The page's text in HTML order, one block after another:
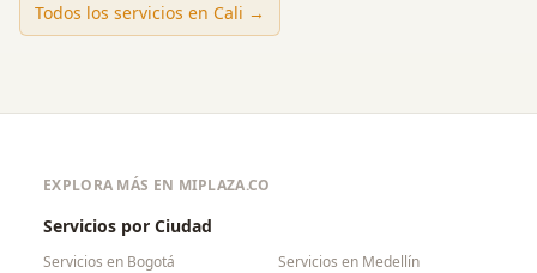
Todos los servicios en Cali →
EXPLORA MÁS EN MIPLAZA.CO
Servicios por Ciudad
Servicios en Bogotá Servicios en Medellín